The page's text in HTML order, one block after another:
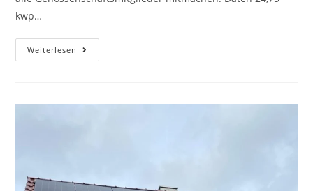
kwp…
Weiterlesen